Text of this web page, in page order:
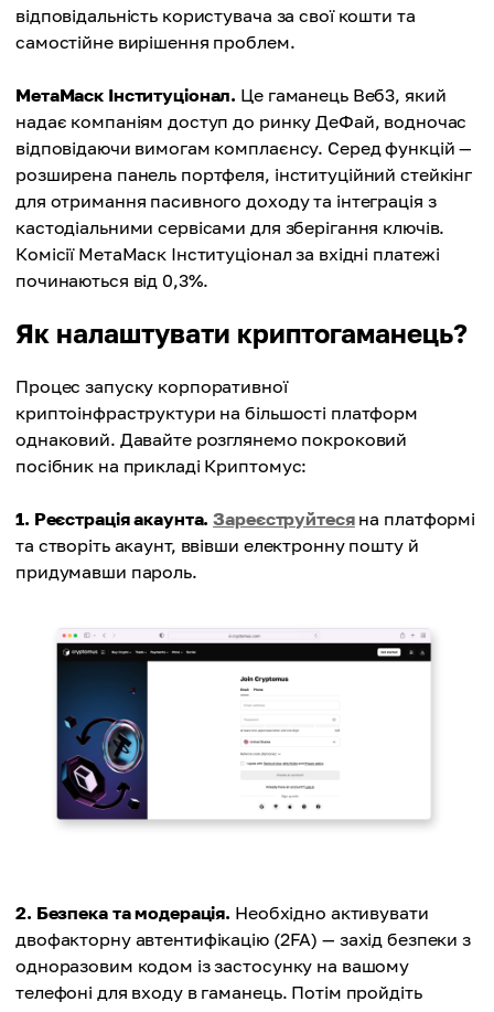
відповідальність користувача за свої кошти та
самостійне вирішення проблем.
МетаМаск Інституціонал. Це гаманець Веб3, який
надає компаніям доступ до ринку ДеФай, водночас
відповідаючи вимогам комплаєнсу. Серед функцій —
розширена панель портфеля, інституційний стейкінг
для отримання пасивного доходу та інтеграція з
кастодіальними сервісами для зберігання ключів.
Комісії МетаМаск Інституціонал за вхідні платежі
починаються від 0,3%.
Як налаштувати криптогаманець?
Процес запуску корпоративної
криптоінфраструктури на більшості платформ
однаковий. Давайте розглянемо покроковий
посібник на прикладі Криптомус:
1. Реєстрація акаунта. Зареєструйтесяна платформі
та створіть акаунт, ввівши електронну пошту й
придумавши пароль.
2. Безпека та модерація. Необхідно активувати
двофакторну автентифікацію (2FA) — захід безпеки з
одноразовим кодом із застосунку на вашому
телефоні для входу в гаманець. Потім пройдіть